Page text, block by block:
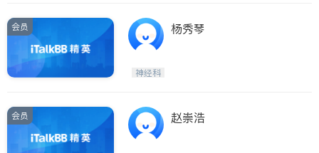
会员 杨秀琴
神经科
会员 赵崇浩